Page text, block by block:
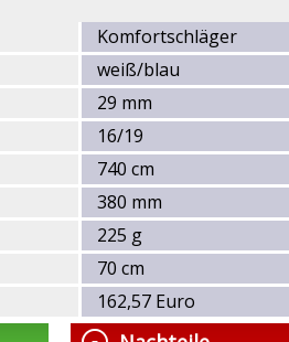
Komfortschläger
weiß/blau
29 mm
16/19
740 cm
380 mm
225 g
70 cm
162,57 Euro